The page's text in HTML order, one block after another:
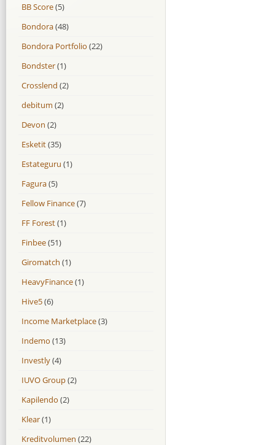
BB Score(5)
Bondora(48)
Bondora Portfolio (22)
Bondster(1)
Crosslend (2)
debitum (2)
Devon (2)
Esketit(35)
Estateguru (1)
Fagura(5)
Fellow Finance(7)
FF Forest(1)
Finbee(51)
Giromatch (1)
HeavyFinance(1)
Hive5(6)
Income Marketplace(3)
Indemo (13)
Investly(4)
IUVO Group(2)
Kapilendo (2)
Klear(1)
Kreditvolumen (22)